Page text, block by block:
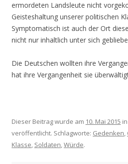
ermordeten Landsleute nicht
Geisteshaltung unserer politischen
Symptomatisch ist auch der Ort
nicht nur inhaltlich unter sich
Die Deutschen wollten ihre
hat ihre Vergangenheit sie
Dieser Beitrag wurde am 10. Mai 2015 in
veröffentlicht. Schlagworte: Gedenken,
Klasse, Soldaten,Würde.